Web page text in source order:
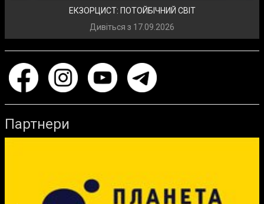
ЕКЗОРЦИСТ: ПОТОЙБІЧНИЙ СВІТ
Дивіться з 17.09.2026
Партнери